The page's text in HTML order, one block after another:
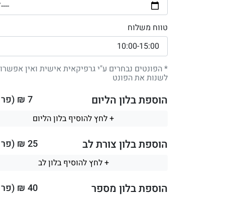
טווח משלוח
* הפונטים נבחרים ע"י גרפיקאית אישית ואין
לשנות את הפונט
הוספת בלון הליום 7 ₪ (פר
+ לחץ להוסיף בלון הליום
הוספת בלון צורת לב 25 ₪ (פר
+ לחץ להוסיף בלון לב
הוספת בלון מספר 40 ₪ (פר